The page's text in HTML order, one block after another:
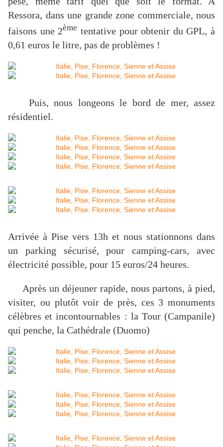
Ressora, dans une grande zone commerciale, nous
faisons une 2ème tentative pour obtenir du GPL, à
0,61 euros le litre, pas de problèmes !
Puis, nous longeons le bord de mer, assez
résidentiel.
Arrivée à Pise vers 13h et nous stationnons dans
un parking sécurisé, pour camping-cars, avec
électricité possible, pour 15 euros/24 heures.
Après un déjeuner rapide, nous partons, à pied,
visiter, ou plutôt voir de près, ces 3 monuments
célèbres et incontournables : la Tour (Campanile)
qui penche, la Cathédrale (Duomo)